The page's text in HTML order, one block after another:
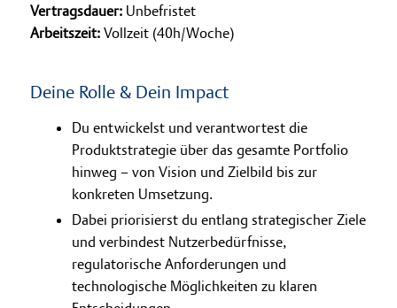
Vertragsdauer: Unbefristet
Arbeitszeit:Vollzeit (40h/Woche)
Deine Rolle & Dein Impact
Du entwickelst und verantwortest die
Produktstrategie über das gesamte Portfolio
hinweg – von Vision und Zielbild bis zur
konkreten Umsetzung.
Dabei priorisierst du entlang strategischer Ziele
und verbindest Nutzerbedürfnisse,
regulatorische Anforderungen und
technologische Möglichkeiten zu klaren